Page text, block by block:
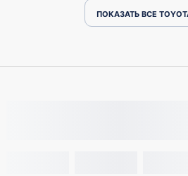
ПОКАЗАТЬ ВСЕ